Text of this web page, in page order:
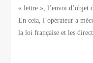
« lettre », l’envoi d’objet
En cela, l’opérateur a
la loi française et les